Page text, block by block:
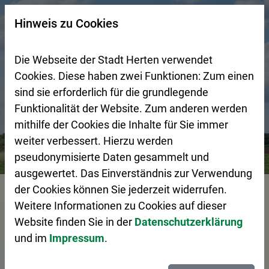
Zur Startseite (Schnelltaste 0)
Zum Seitenanfang springen (Schnelltaste A)
Zur Navigation/Menü springen (Schnelltaste M)
Zur Suche springen (Schnelltaste 8)
Zum Inhalt springen (Schnelltaste I)
Zum Fußbereich springen (Schnelltaste Z)
Bürgerservice Pressemeldungen
Vorlesen
Suchseite mit Schnellsuche
Hinweis zu Cookies
Die Webseite der Stadt Herten verwendet
Cookies. Diese haben zwei Funktionen: Zum einen
sind sie erforderlich für die grundlegende
Funktionalität der Website. Zum anderen werden
mithilfe der Cookies die Inhalte für Sie immer
weiter verbessert. Hierzu werden
pseudonymisierte Daten gesammelt und
ausgewertet. Das Einverständnis zur Verwendung
der Cookies können Sie jederzeit widerrufen.
Weitere Informationen zu Cookies auf dieser
Website finden Sie in der Datenschutzerklärung
und im Impressum.